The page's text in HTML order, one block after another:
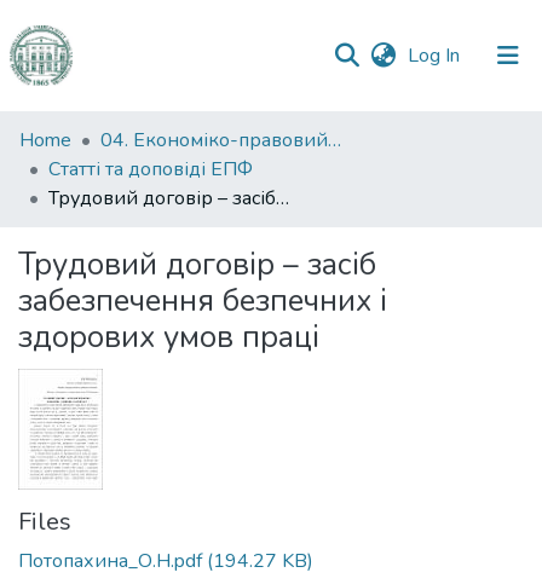
Log In (current)
Communities
&
Collections
Statistics
Home
04. Економіко-правовий факультет
Статті та доповіді ЕПФ
Трудовий договір – засіб забезпечення безпечних і здорових умов праці
Трудовий договір – засіб
забезпечення безпечних і
здорових умов праці
Files
Потопахина_О.Н.pdf(194.27 KB)